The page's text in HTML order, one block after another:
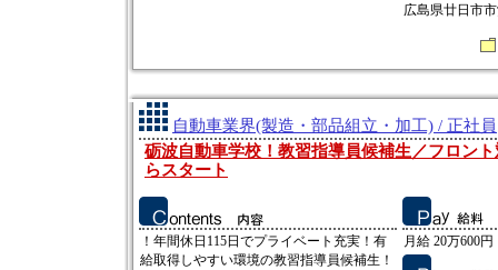
広島県廿日市
自動車業界(製造・部品組立・加工) / 正社員
砺波自動車学校！教習指導員候補生／フロン
らスタート
！年間休日115日でプライベート充実！有
給取得しやすい環境の教習指導員候補生！
月給 20万600